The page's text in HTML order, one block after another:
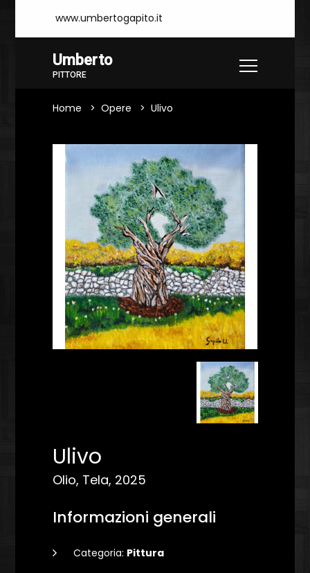
www.umbertogapito.it
Umberto
PITTORE
Home Opere Ulivo
Ulivo
Olio, Tela, 2025
Informazioni generali
Categoria: Pittura